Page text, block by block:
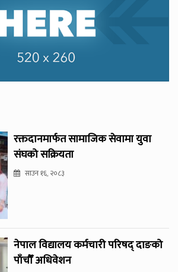
रक्तदानमार्फत सामाजिक सेवामा युवा
संघको सक्रियता
साउन १६, २०८३
नेपाल विद्यालय कर्मचारी परिषद् दाङको
पाँचौँ अधिवेशन